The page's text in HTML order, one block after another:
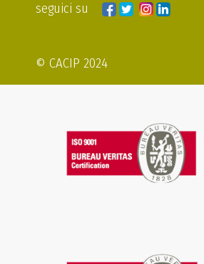
seguici su
© CACIP 2024